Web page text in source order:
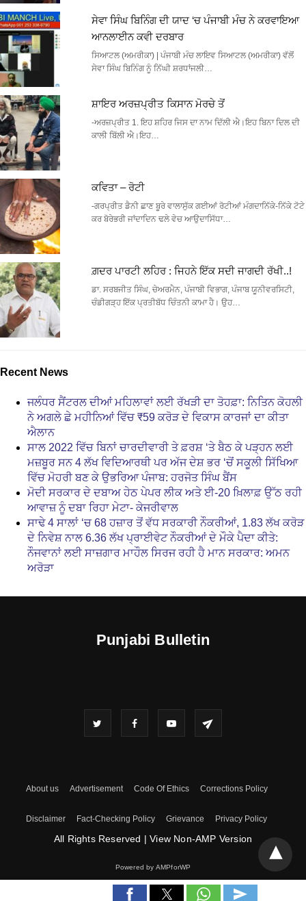
ਸੇਵਾ ਸਿੰਘ ਬਿਨਿੰਗ ਦੀ ਯਾਦ ‘ਚ ਪੰਜਾਬੀ ਮੰਚ ਨੇ ਕਰਵਾਇਆ
ਆਨਲਾਈਨ ਕਵੀ ਦਰਬਾਰ
ਸਿਆਟਲ (ਅਮਰੀਕਾ) | ਪੰਜਾਬੀ ਮੰਚ ਲਾਇਵ ਸਿਆਟਲ (ਅਮਰੀਕਾ) ਵੱਲੋਂ
ਸੇਵਾ ਸਿੰਘ ਬਿਨਿੰਗ ਨੂੰ ਨਿੱਘੀ ਸ਼ਰਧਾਂਜਲੀ…
ਸ਼ਾਇਰ ਅਰਜ਼ਪ੍ਰੀਤ ਕਿਸਾਨ ਮੋਰਚੇ ਤੋਂ
-ਅਰਜ਼ਪ੍ਰੀਤ 1. ਇਹ ਸ਼ਹਿਰ ਜਿਸ ਦਾ ਨਾਮ ਦਿੱਲੀ ਐ।ਇਹ ਬਿਨਾ ਦਿਲ ਦੀ
ਕਾਲੀ ਬਿੱਲੀ ਐ।ਇਹ…
ਕਵਿਤਾ – ਰੋਟੀ
-ਗਰਪ੍ਰੀਤ ਡੈਨੀ ਛਾਣ ਬੂਰੇ ਵਾਲਾਸੁੱਕ ਗਈਆਂ ਰੋਟੀਆਂ ਮੰਗਦਾਨਿੱਕੇ-ਨਿੱਕੇ ਟੋਟੇ
ਕਰ ਬੋਰੇਭਰੀ ਜਾਂਦਾਦਿਨ ਢਲੇ ਵੇਚ ਆਉਦਾਸਿੱਧਾ…
ਗ਼ਦਰ ਪਾਰਟੀ ਲਹਿਰ : ਜਿਹਨੇ ਇੱਕ ਸਦੀ ਜਾਗਦੀ ਰੱਖੀ..!
ਡਾ. ਸਰਬਜੀਤ ਸਿੰਘ, ਚੇਅਰਮੈਨ, ਪੰਜਾਬੀ ਵਿਭਾਗ, ਪੰਜਾਬ ਯੂਨੀਵਰਸਿਟੀ,
ਚੰਡੀਗੜ੍ਹ ਇੱਕ ਪ੍ਰਤੀਬੱਧ ਚਿੰਤਨੀ ਕਾਮਾ ਹੈ। ਉਹ…
Recent News
ਜਲੰਧਰ ਸੈਂਟਰਲ ਦੀਆਂ ਮਹਿਲਾਵਾਂ ਲਈ ਰੱਖੜੀ ਦਾ ਤੋਹਫ਼ਾ: ਨਿਤਿਨ ਕੋਹਲੀ
ਨੇ ਅਗਲੇ ਛੇ ਮਹੀਨਿਆਂ ਵਿੱਚ ₹59 ਕਰੋੜ ਦੇ ਵਿਕਾਸ ਕਾਰਜਾਂ ਦਾ ਕੀਤਾ
ਐਲਾਨ
ਸਾਲ 2022 ਵਿੱਚ ਬਿਨਾਂ ਚਾਰਦੀਵਾਰੀ ਤੇ ਫ਼ਰਸ਼ ‘ਤੇ ਬੈਠ ਕੇ ਪੜ੍ਹਨ ਲਈ
ਮਜ਼ਬੂਰ ਸਨ 4 ਲੱਖ ਵਿਦਿਆਰਥੀ ਪਰ ਅੱਜ ਦੇਸ਼ ਭਰ ‘ਚੋਂ ਸਕੂਲੀ ਸਿੱਖਿਆ
ਵਿੱਚ ਮੋਹਰੀ ਬਣ ਕੇ ਉਭਰਿਆ ਪੰਜਾਬ: ਹਰਜੋਤ ਸਿੰਘ ਬੈਂਸ
ਮੋਦੀ ਸਰਕਾਰ ਦੇ ਦਬਾਅ ਹੇਠ ਪੇਪਰ ਲੀਕ ਅਤੇ ਈ-20 ਖ਼ਿਲਾਫ਼ ਉੱਠ ਰਹੀ
ਆਵਾਜ਼ ਨੂੰ ਦਬਾ ਰਿਹਾ ਮੇਟਾ- ਕੇਜਰੀਵਾਲ
ਸਾਢੇ 4 ਸਾਲਾਂ ‘ਚ 68 ਹਜ਼ਾਰ ਤੋਂ ਵੱਧ ਸਰਕਾਰੀ ਨੌਕਰੀਆਂ, 1.83 ਲੱਖ ਕਰੋੜ
ਦੇ ਨਿਵੇਸ਼ ਨਾਲ 6.36 ਲੱਖ ਪ੍ਰਾਈਵੇਟ ਨੌਕਰੀਆਂ ਦੇ ਮੌਕੇ ਪੈਦਾ ਕੀਤੇ:
ਨੌਜਵਾਨਾਂ ਲਈ ਸਾਜ਼ਗਾਰ ਮਾਹੌਲ ਸਿਰਜ ਰਹੀ ਹੈ ਮਾਨ ਸਰਕਾਰ: ਅਮਨ
ਅਰੋੜਾ
Punjabi Bulletin
About us Advertisement Code Of Ethics Corrections Policy
Disclaimer Fact-Checking Policy Grievance Privacy Policy
All Rights Reserved | View Non-AMP Version
Powered by AMPforWP